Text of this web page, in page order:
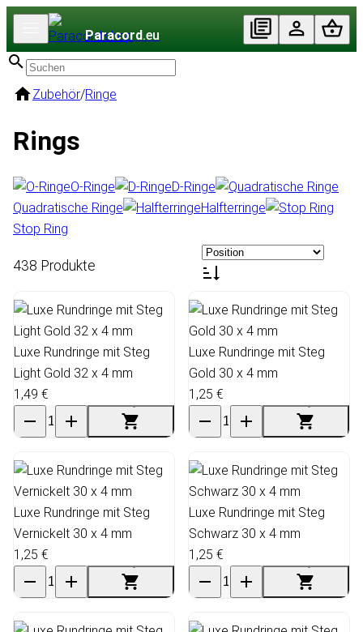
Paracord.eu
Zubehör/Ringe
Rings
O-Ringe
D-Ringe
Quadratische Ringe
Halfterringe
Stop Ring
438 Produkte
Luxe Rundringe mit Steg
Light Gold 32 x 4 mm
1,49 €
Luxe Rundringe mit Steg
Gold 30 x 4 mm
1,25 €
Luxe Rundringe mit Steg
Vernickelt 30 x 4 mm
1,25 €
Luxe Rundringe mit Steg
Schwarz 30 x 4 mm
1,25 €